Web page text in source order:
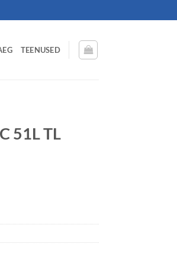
TEENUSED
51L TL